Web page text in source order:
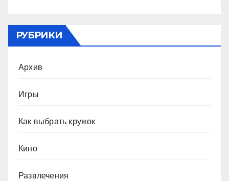
РУБРИКИ
Архив
Игры
Как выбрать кружок
Кино
Развлечения